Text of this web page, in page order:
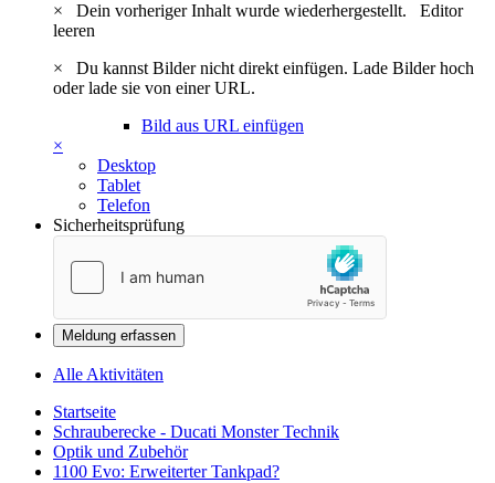
×
Dein vorheriger Inhalt wurde wiederhergestellt. Editor
leeren
×
Du kannst Bilder nicht direkt einfügen. Lade Bilder hoch
oder lade sie von einer URL.
Bild aus URL einfügen
×
Desktop
Tablet
Telefon
Sicherheitsprüfung
Meldung erfassen
Alle Aktivitäten
Startseite
Schrauberecke - Ducati Monster Technik
Optik und Zubehör
1100 Evo: Erweiterter Tankpad?